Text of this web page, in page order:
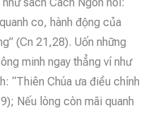
co, hành động của
(Cn 21,28). Uốn những
minh ngay thẳng ví như
“Thiên Chúa ưa điều chính
Nếu lòng còn mãi quanh